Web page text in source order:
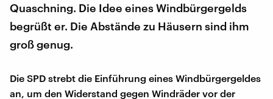
Quaschning. Die Idee eines Windbürgergelds
begrüßt er. Die Abstände zu Häusern sind ihm
groß genug.
Die SPD strebt die Einführung eines Windbürgergeldes
an, um den Widerstand gegen Windräder vor der